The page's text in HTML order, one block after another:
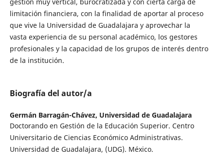
limitación financiera, con la finalidad de aportar al proceso
que vive la Universidad de Guadalajara y aprovechar la
vasta experiencia de su personal académico, los gestores
profesionales y la capacidad de los grupos de interés dentro
de la institución.
Biografía del autor/a
Germán Barragán-Chávez, Universidad de Guadalajara
Doctorando en Gestión de la Educación Superior. Centro
Universitario de Ciencias Económico Administrativas.
Universidad de Guadalajara, (UDG). México.